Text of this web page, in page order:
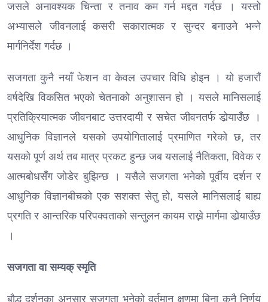
जसले अनावश्यक चिन्ता र तनाव कम गर्न मद्दत गर्दछ । यस्तो
अभ्यासले जीवनलाई कसरी सकारात्मक र सुन्दर बनाउने भन्ने
मार्गनिर्देश गर्दछ ।
सजगता कुनै नयाँ फेशन वा केवल उपचार विधि होइन । यो हजारौँ
वर्षदेखि विकसित भएको चेतनाको अनुशासन हो । यसले मानिसलाई
प्रतिक्रियात्मक जीवनबाट उत्तरदायी र सचेत जीवनतर्फ डोर्‍याउँछ ।
आधुनिक विज्ञानले यसको उपयोगितालाई प्रमाणित गरेको छ, तर
यसको पूर्ण अर्थ तब मात्र प्रकट हुन्छ जब यसलाई नैतिकता, विवेक र
आत्मबोधसँग जोडेर बुझिन्छ । यसैले सजगता भनेको पूर्वीय दर्शन र
आधुनिक विज्ञानबीचको एक सशक्त सेतु हो, यसले मानिसलाई बाह्य
प्रगति र आन्तरिक परिपक्वताको सन्तुलन कायम राख्ने मार्गमा डोर्‍याउँछ
।
सजगता वा सम्यक् स्मृति
बौद्ध दर्शनका अनुसार सजगता भनेको वर्तमान क्षणमा बिना कुनै निर्णय